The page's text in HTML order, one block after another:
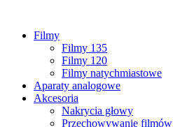
Filmy
Filmy 135
Filmy 120
Filmy natychmiastowe
Aparaty analogowe
Akcesoria
Nakrycia głowy
Przechowywanie filmów